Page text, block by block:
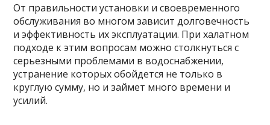
От правильности установки и своевременного
обслуживания во многом зависит долговечность
и эффективность их эксплуатации. При халатном
подходе к этим вопросам можно столкнуться с
серьезными проблемами в водоснабжении,
устранение которых обойдется не только в
круглую сумму, но и займет много времени и
усилий.